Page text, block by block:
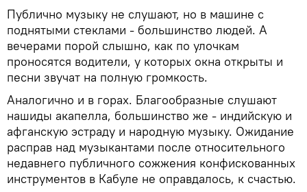
Публично музыку не слушают, но в машине с
поднятыми стеклами - большинство людей. А
вечерами порой слышно, как по улочкам
проносятся водители, у которых окна открыты и
песни звучат на полную громкость.
Аналогично и в горах. Благообразные слушают
нашиды акапелла, большинство же - индийскую и
афганскую эстраду и народную музыку. Ожидание
расправ над музыкантами после относительного
недавнего публичного сожжения конфискованных
инструментов в Кабуле не оправдалось, к счастью.